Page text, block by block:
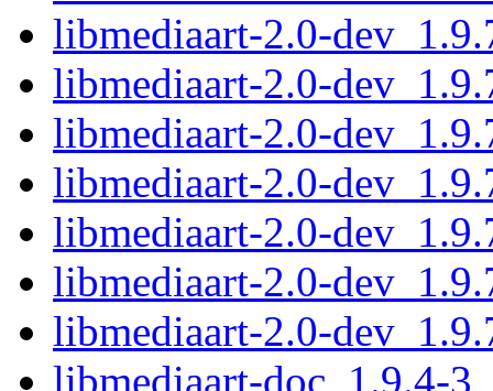
libmediaart-2.0-
libmediaart-2.0-
libmediaart-2.0-
libmediaart-2.0-
libmediaart-2.0-
libmediaart-2.0-
libmediaart-2.0-
libmediaart-doc_1.9.4-